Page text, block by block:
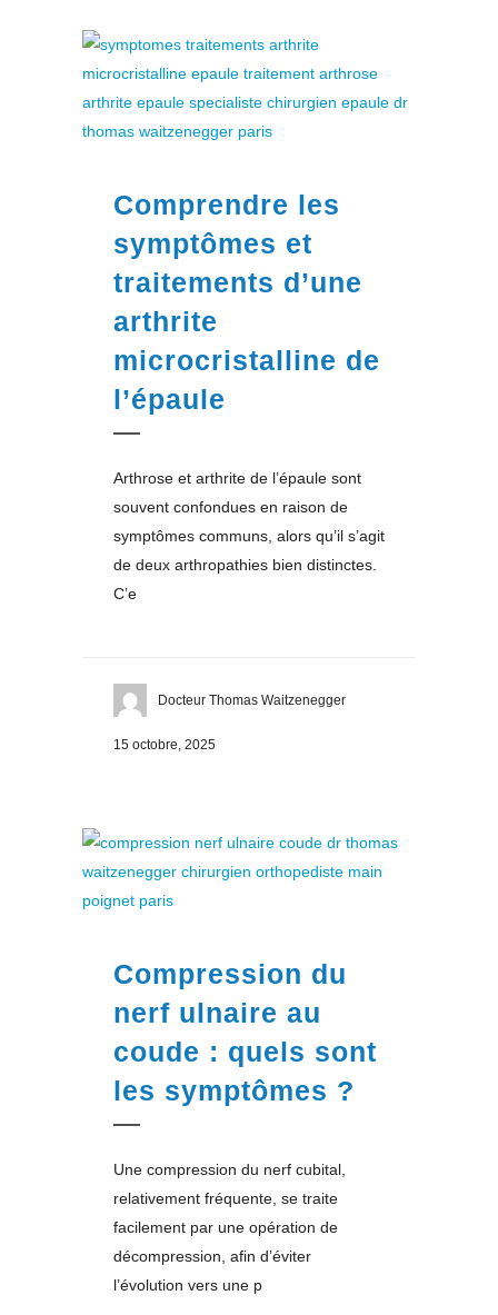
Comprendre les
symptômes et
traitements d’une
arthrite
microcristalline de
l’épaule
Arthrose et arthrite de l’épaule sont
souvent confondues en raison de
symptômes communs, alors qu’il s’agit
de deux arthropathies bien distinctes.
C’e
Docteur Thomas Waitzenegger
15 octobre, 2025
Compression du
nerf ulnaire au
coude : quels sont
les symptômes ?
Une compression du nerf cubital,
relativement fréquente, se traite
facilement par une opération de
décompression, afin d’éviter
l’évolution vers une p